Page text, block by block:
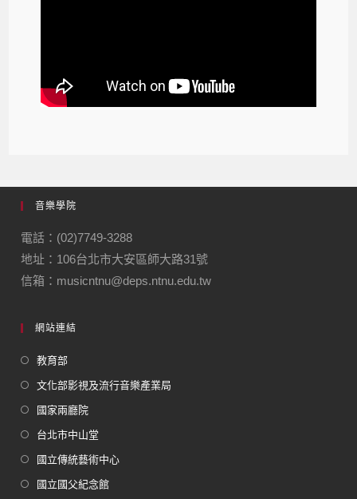
音樂學院
電話：(02)7749-3288
地址：106台北市大安區師大路31號
信箱：musicntnu@deps.ntnu.edu.tw
網站連結
教育部
文化部影視及流行音樂產業局
國家兩廳院
台北市中山堂
國立傳統藝術中心
國立國父紀念館